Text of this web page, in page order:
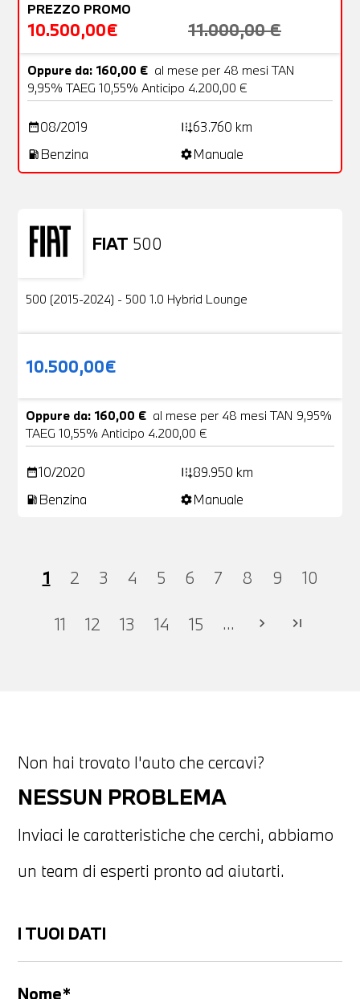
PREZZO PROMO
10.500,00€ 11.000,00 €
Oppure da: 160,00 € al mese per 48 mesi TAN
9,95% TAEG 10,55% Anticipo 4.200,00 €
date_range08/2019 add_road63.760 km
local_gas_station Benzina settingsManuale
FIAT 500
Usato
500 (2015-2024) - 500 1.0 Hybrid Lounge
10.500,00€
Oppure da: 160,00 € al mese per 48 mesi TAN 9,95%
TAEG 10,55% Anticipo 4.200,00 €
date_range10/2020 add_road89.950 km
local_gas_station Benzina settingsManuale
1 2 3 4 5 6 7 8 9 10
11 12 13 14 15 ... chevron_right last_page
Non hai trovato l'auto che cercavi?
NESSUN PROBLEMA
Inviaci le caratteristiche che cerchi, abbiamo
un team di esperti pronto ad aiutarti.
I TUOI DATI
Nome*